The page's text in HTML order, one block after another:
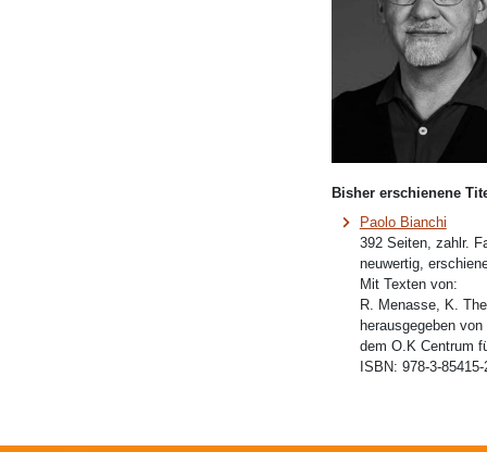
Bisher erschienene
Paolo Bianchi
392 Seiten, zahlr.
neuwertig,
Mit Texten von:
R. Menasse, K.
herausgegeben
dem O.K Centrum
ISBN: 978-3-85415-